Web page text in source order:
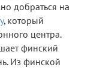
добраться на
, который
центра.
финский
Из финской